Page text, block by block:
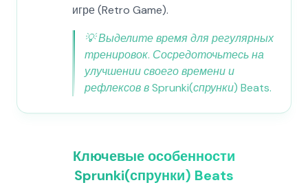
игре (Retro Game).
💡Выделите время для регулярных
тренировок. Сосредоточьтесь на
улучшении своего времени и
рефлексов в Sprunki(спрунки) Beats.
Ключевые особенности
Sprunki(спрунки) Beats